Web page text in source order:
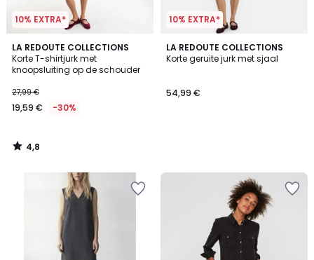
10% EXTRA*
LA REDOUTE COLLECTIONS
Korte T-shirtjurk met
knoopsluiting op de schouder
27,99 €
19,59 € -30%
4,8
/ 5
4,8
/
10% EXTRA*
LA REDOUTE COLLECTIONS
Korte geruite jurk met sjaal
54,99 €